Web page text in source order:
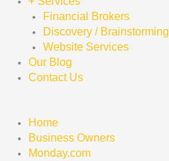
Financial Brokers
Discovery / Brainstorming
Website Services
Our Blog
Contact Us
Home
Business Owners
Monday.com